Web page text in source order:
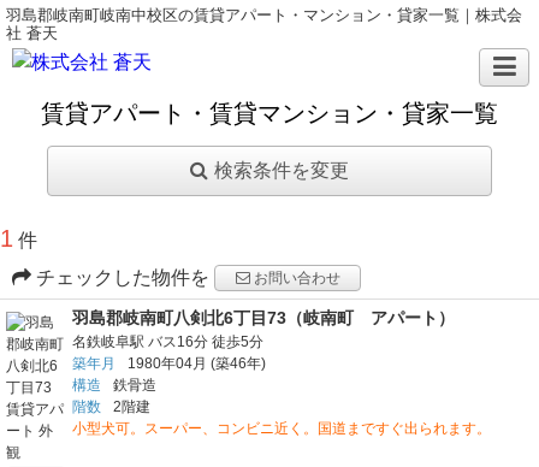
羽島郡岐南町岐南中校区の賃貸アパート・マンション・貸家一覧｜株式会
社 蒼天
賃貸アパート・賃貸マンション・貸家一覧
検索条件を変更
1 件
チェックした物件を
お問い合わせ
羽島郡岐南町八剣北6丁目73（岐南町 アパート）
名鉄岐阜駅 バス16分 徒歩5分
築年月
1980年04月 (築46年)
構造
鉄骨造
階数
2階建
小型犬可。スーパー、コンビニ近く。国道まですぐ出られます。